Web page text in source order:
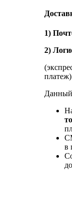
1)
2)
платеж)
Данный
в